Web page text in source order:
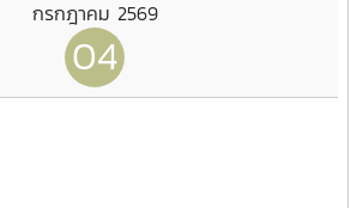
กรกฎาคม 2569
04